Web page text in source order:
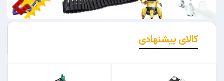
کالای پیشنهادی